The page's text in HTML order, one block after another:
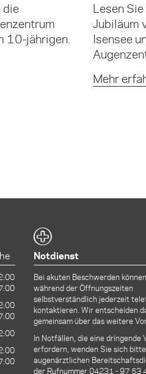
die
10-jährigen.
Lesen
Jubiläum
Isensee
Mehr
Notdienst
Bei akuten Beschwerden
während der Öffnungszeiten
selbstverständlich jederzeit
kontaktieren. Wir entscheiden
gemeinsam über das weitere
In Notfällen, die eine dringende
erfordern, wenden Sie sich
augenärztlichen
der Rufnummer04231 - 97 53